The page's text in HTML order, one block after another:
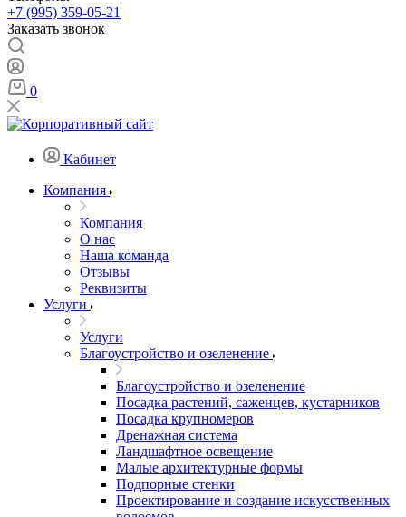
+7 (995) 359-05-21
Заказать звонок
0
Кабинет
Компания
Компания
О нас
Наша команда
Отзывы
Реквизиты
Услуги
Услуги
Благоустройство и озеленение
Благоустройство и озеленение
Посадка растений, саженцев, кустарников
Посадка крупномеров
Дренажная система
Ландшафтное освещение
Малые архитектурные формы
Подпорные стенки
Проектирование и создание искусственных